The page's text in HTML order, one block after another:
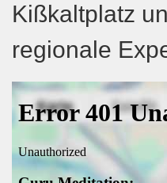
Kißkaltplatz
regionale